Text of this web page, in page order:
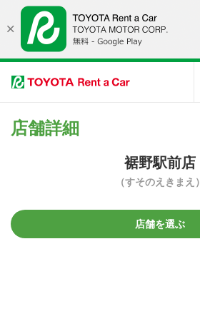
店舗詳細
裾野駅前店
（すそのえきまえ）
店舗を選ぶ